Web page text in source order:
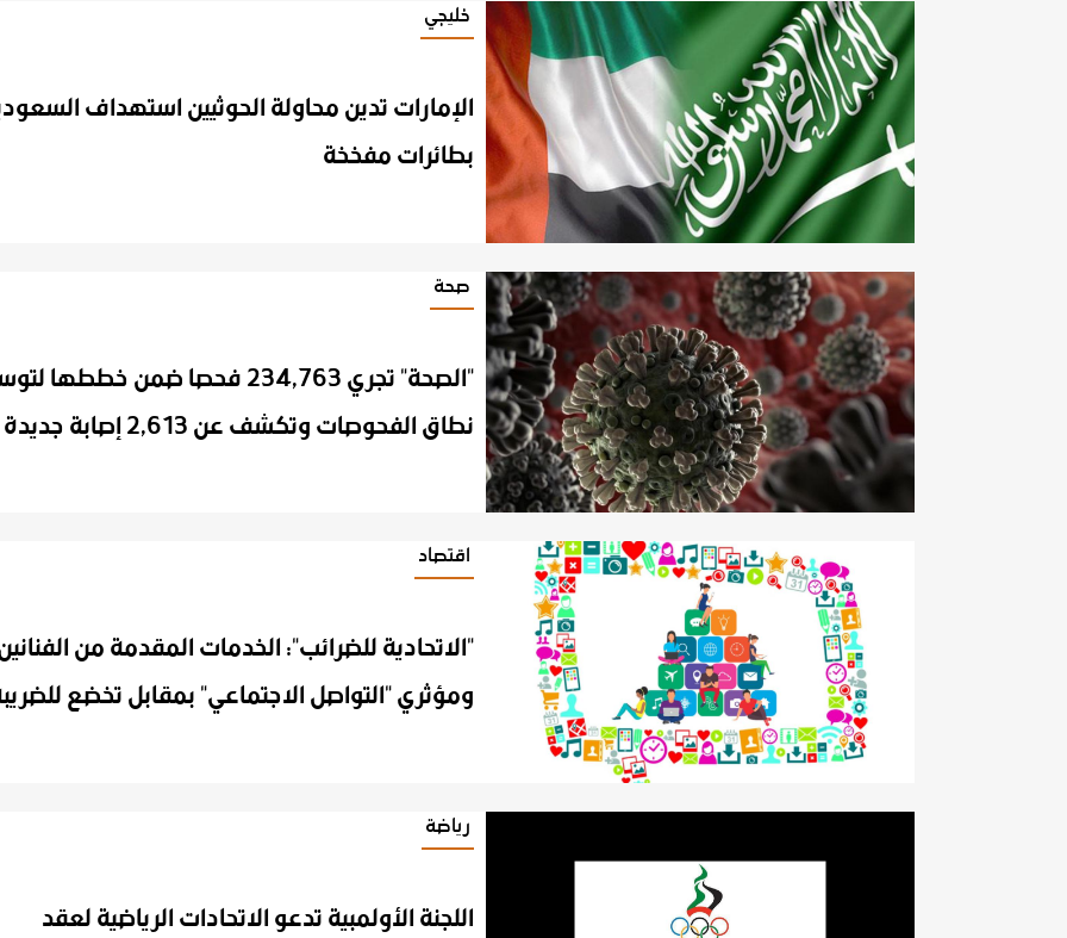
خليجي
بطائرات مفخخة
صحة
"الصحة" تجري 234,763 فحصا ضمن خططها لتوسيع
اقتصاد
"الاتحادية للضرائب": الخدمات المقدمة من
ومؤثري "التواصل الاجتماعي" بمقابل تخضع
رياضة
اللجنة الأولمبية تدعو الاتحادات الرياضية لعقد